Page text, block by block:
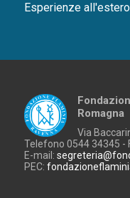
Esperienze all'estero
Romagna
Via
Telefono 0544 34345 -
E-mail:
PEC: